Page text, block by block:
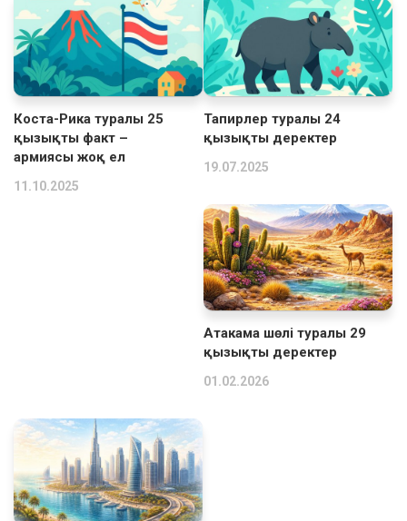
Коста-Рика туралы 25
қызықты факт –
армиясы жоқ ел
11.10.2025
Тапирлер туралы 24
қызықты деректер
19.07.2025
Атакама шөлі туралы 29
қызықты деректер
01.02.2026